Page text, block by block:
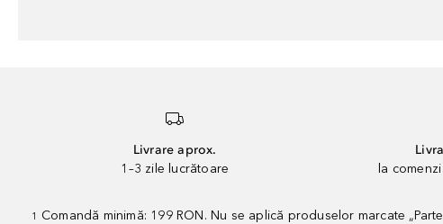
Livrare aprox.
1–3 zile lucrătoare
la
1 Comandă minimă: 199 RON. Nu se aplică produselor marcate